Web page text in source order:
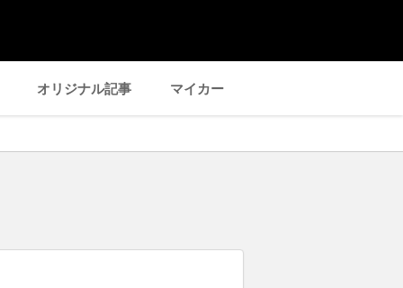
オリジナル記事 マイカー